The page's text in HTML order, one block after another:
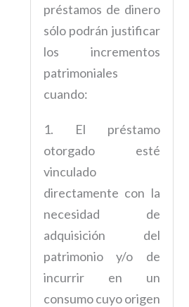
préstamos de dinero
sólo podrán justificar
los incrementos
patrimoniales
cuando:
1. El préstamo
otorgado esté
vinculado
directamente con la
necesidad de
adquisición del
patrimonio y/o de
incurrir en un
consumo cuyo origen